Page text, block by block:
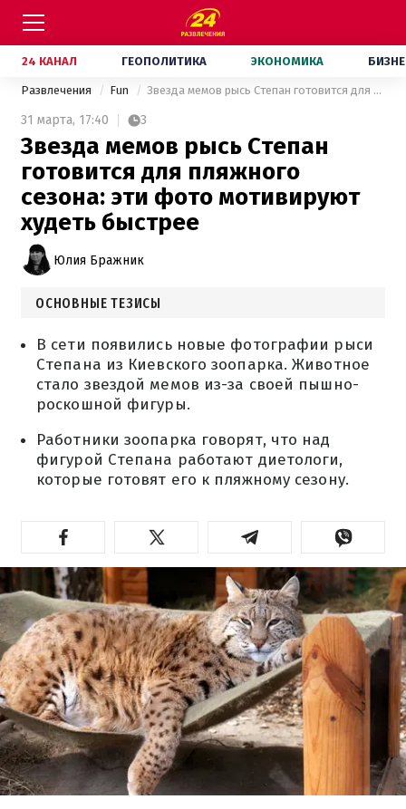
24 КАНАЛ ГЕОПОЛИТИКА ЭКОНОМИКА
Развлечения Fun Звезда мемов рысь Степан готовится для пляжного сезона: эти фото мотивируют худеть быстрее
31 марта, 17:40 3
Звезда мемов рысь Степан
готовится для пляжного
сезона: эти фото мотивируют
худеть быстрее
Юлия Бражник
ОСНОВНЫЕ ТЕЗИСЫ
В сети появились новые фотографии рыси
Степана из Киевского зоопарка. Животное
стало звездой мемов из-за своей пышно-
роскошной фигуры.
Работники зоопарка говорят, что над
фигурой Степана работают диетологи,
которые готовят его к пляжному сезону.